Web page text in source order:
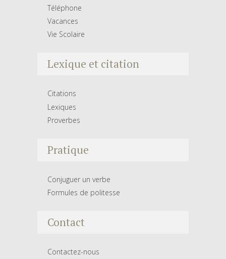
Téléphone
Vacances
Vie Scolaire
Lexique et citation
Citations
Lexiques
Proverbes
Pratique
Conjuguer un verbe
Formules de politesse
Contact
Contactez-nous